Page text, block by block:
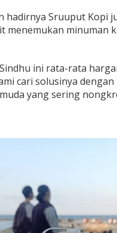
hadirnya Sruuput Kopi
menemukan minuman
ini rata-rata
cari solusinya
yang sering